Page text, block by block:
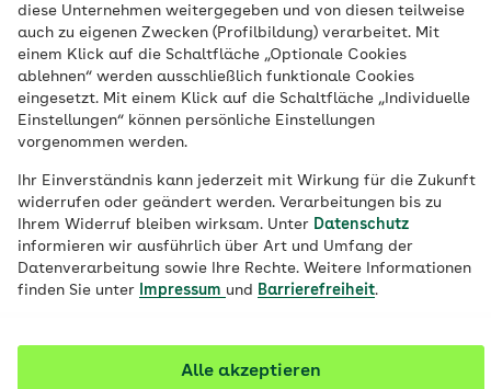
diese Unternehmen weitergegeben und von diesen teilweise
auch zu eigenen Zwecken (Profilbildung) verarbeitet. Mit
einem Klick auf die Schaltfläche „Optionale Cookies
ablehnen“ werden ausschließlich funktionale Cookies
eingesetzt. Mit einem Klick auf die Schaltfläche „Individuelle
Einstellungen“ können persönliche Einstellungen
vorgenommen werden.
Ihr Einverständnis kann jederzeit mit Wirkung für die Zukunft
widerrufen oder geändert werden. Verarbeitungen bis zu
Ihrem Widerruf bleiben wirksam. Unter Datenschutz
informieren wir ausführlich über Art und Umfang der
Datenverarbeitung sowie Ihre Rechte. Weitere Informationen
finden Sie unter
Impressum und Barrierefreiheit.
Alle akzeptieren
spielt und was die Schmerzen lindert.